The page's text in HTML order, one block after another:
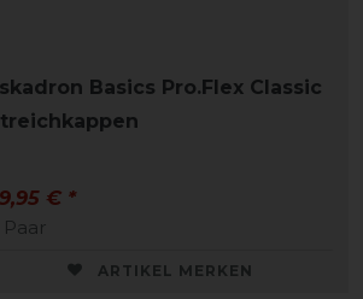
Basics Pro.Flex Classic
€ *
Paar
ARTIKEL MERKEN